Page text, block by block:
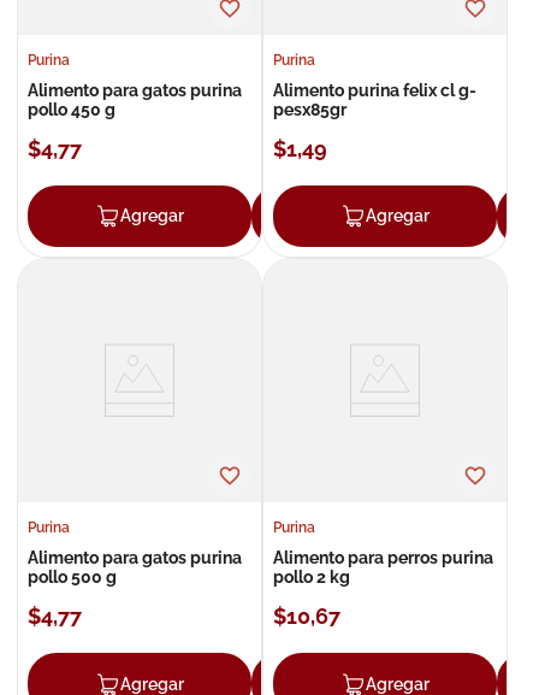
Purina
Alimento para gatos purina
pollo 450 g
$4,77
Agregar Agregar
Purina
Alimento purina felix cl g-
pesx85gr
$1,49
Agregar
Purina
Alimento para gatos purina
pollo 500 g
$4,77
Agregar Agregar
Purina
Alimento para perros purina
pollo 2 kg
$10,67
Agregar